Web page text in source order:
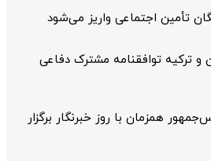
تأمین اجتماعی واریز می‌شود
و ترکیه توافقنامه مشترک دفاعی
همزمان با روز خبرنگار برگزار